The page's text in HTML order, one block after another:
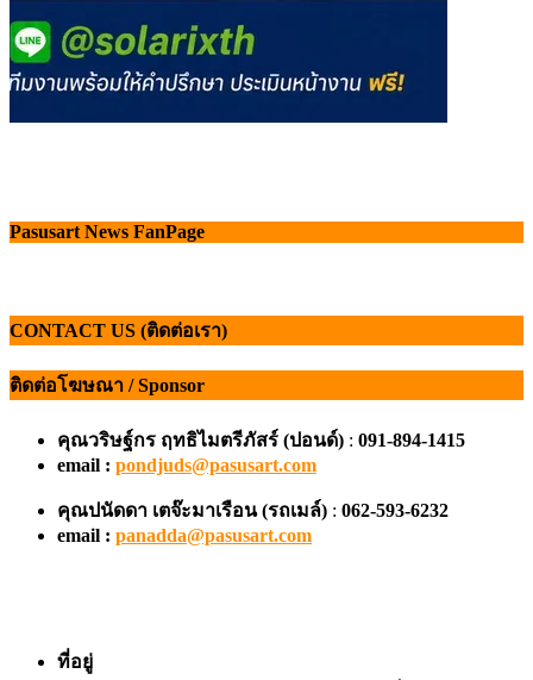
Pasusart News FanPage
CONTACT US (ติดต่อเรา)
ติดต่อโฆษณา / Sponsor
คุณวริษฐ์กร ฤทธิไมตรีภัสร์ (ปอนด์) : 091-894-1415
email : pondjuds@pasusart.com
คุณปนัดดา เตจ๊ะมาเรือน (รถเมล์) : 062-593-6232
email : panadda@pasusart.com
ที่อยู่